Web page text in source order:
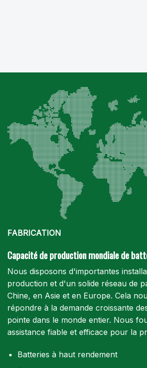
FABRICATION
Capacité de production mondiale de
Nous disposons d'importantes
production et d'un solide réseau de
Chine, en Asie et en Europe. Cela
répondre à la demande croissante
pointe dans le monde entier. Nous
assistance fiable et efficace pour la
Batteries à haut rendement